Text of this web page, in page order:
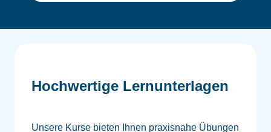
Hochwertige Lernunterlagen
Unsere Kurse bieten Ihnen praxisnahe Übungen